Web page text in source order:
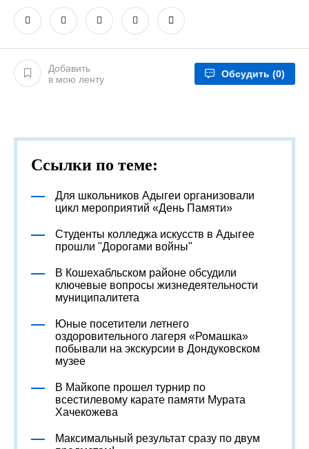
Добавить
в мою ленту
Обсудить (0)
Ссылки по теме:
Для школьников Адыгеи организовали
цикл мероприятий «День Памяти»
Студенты колледжа искусств в Адыгее
прошли "Дорогами войны"
В Кошехабльском районе обсудили
ключевые вопросы жизнедеятельности
муниципалитета
Юные посетители летнего
оздоровительного лагеря «Ромашка»
побывали на экскурсии в Дондуковском
музее
В Майкопе прошел турнир по
всестилевому карате памяти Мурата
Хачекожева
Максимальный результат сразу по двум